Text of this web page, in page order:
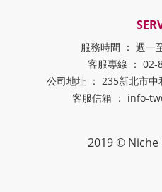
服務時間 ： 週一
客服專線 ：
公司地址 ： 235新北市
客服信箱 ： info-
2019 © Niche